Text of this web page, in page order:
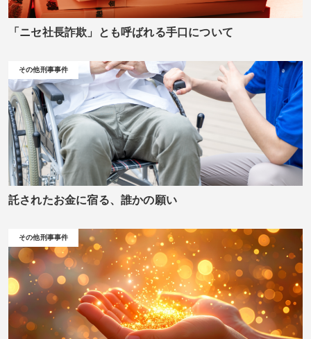
「ニセ社長詐欺」とも呼ばれる手口について
その他刑事事件
託されたお金に宿る、誰かの願い
その他刑事事件